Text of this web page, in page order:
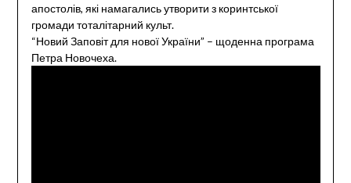
апостолів, які намагались утворити з коринтської
громади тоталітарний культ.
“Новий Заповіт для нової України” – щоденна програма
Петра Новочеха.